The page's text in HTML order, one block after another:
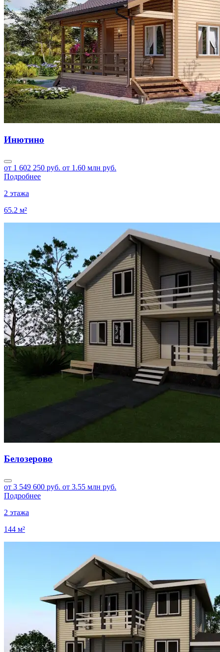
Инютино
от 1 602 250 руб. от 1.60 млн руб.
Подробнее
2 этажа
65.2 м²
Белозерово
от 3 549 600 руб. от 3.55 млн руб.
Подробнее
2 этажа
144 м²